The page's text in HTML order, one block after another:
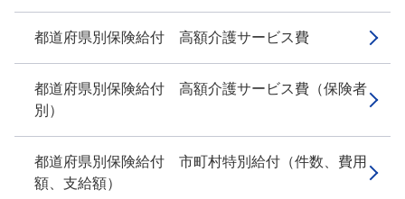
都道府県別保険給付 高額介護サービス費
都道府県別保険給付 高額介護サービス費（保険者
別）
都道府県別保険給付 市町村特別給付（件数、費用
額、支給額）